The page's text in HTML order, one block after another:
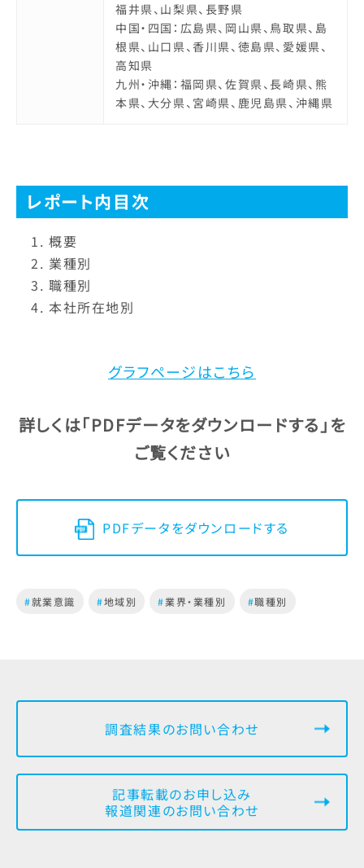
福井県、山梨県、長野県
中国・四国：広島県、岡山県、鳥取県、島
根県、山口県、香川県、徳島県、愛媛県、
高知県
九州・沖縄：福岡県、佐賀県、長崎県、熊
本県、大分県、宮崎県、鹿児島県、沖縄県
レポート内目次
概要
業種別
職種別
本社所在地別
グラフページはこちら
詳しくは「PDFデータをダウンロードする」 を
ご覧ください
PDFデータをダウンロードする
#就業意識 #地域別 #業界・業種別 #職種別
調査結果のお問い合わせ
記事転載のお申し込み
報道関連のお問い合わせ